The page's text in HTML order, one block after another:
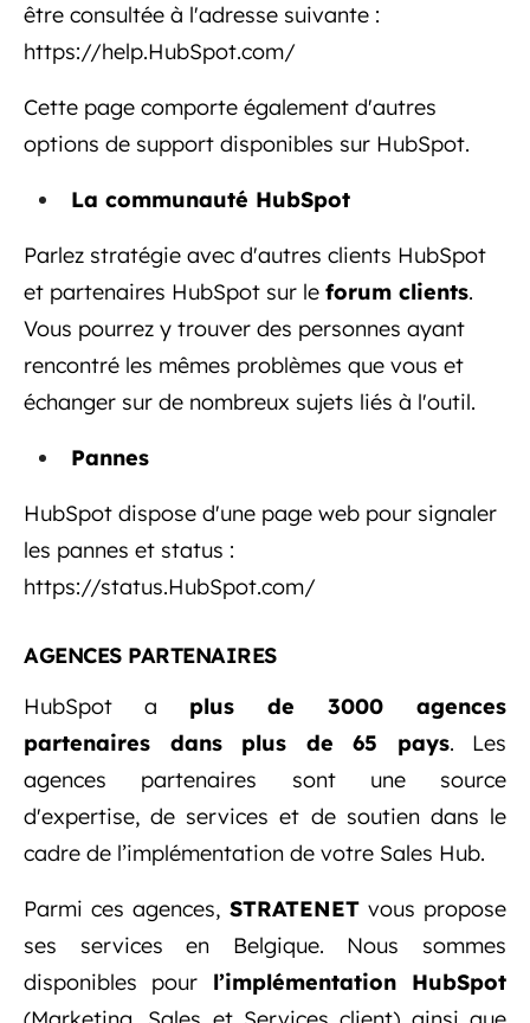
être consultée à l'adresse suivante :
https://help.HubSpot.com/
Cette page comporte également d'autres
options de support disponibles sur HubSpot.
La communauté HubSpot
Parlez stratégie avec d'autres clients HubSpot
et partenaires HubSpot sur le forum clients.
Vous pourrez y trouver des personnes ayant
rencontré les mêmes problèmes que vous et
échanger sur de nombreux sujets liés à l'outil.
Pannes
HubSpot dispose d'une page web pour signaler
les pannes et status :
https://status.HubSpot.com/
AGENCES PARTENAIRES
HubSpot a plus de 3000 agences
partenaires dans plus de 65 pays. Les
agences partenaires sont une source
d'expertise, de services et de soutien dans le
cadre de l’implémentation de votre Sales Hub.
Parmi ces agences, STRATENETvous propose
ses services en Belgique. Nous sommes
disponibles pour l’implémentation HubSpot